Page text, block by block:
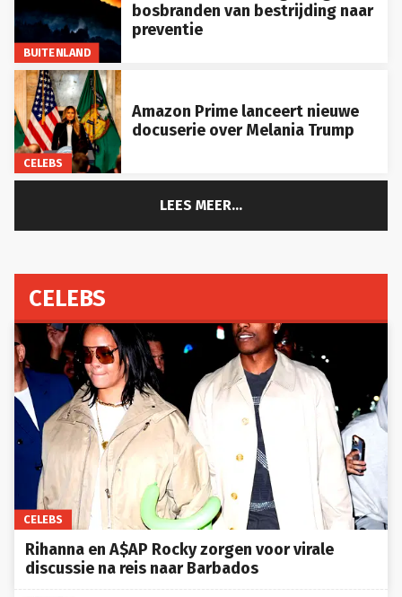
BUITENLAND
preventie
CELEBS
Amazon Prime lanceert nieuwe
docuserie over Melania Trump
LEES MEER...
CELEBS
CELEBS
Rihanna en A$AP Rocky zorgen voor virale
discussie na reis naar Barbados